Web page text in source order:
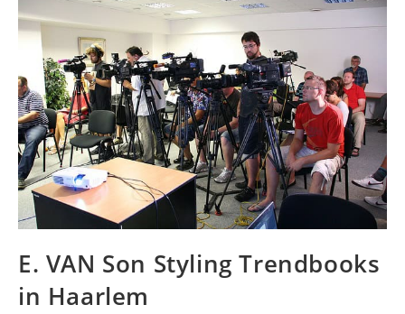
E. VAN Son Styling Trendbooks
in Haarlem